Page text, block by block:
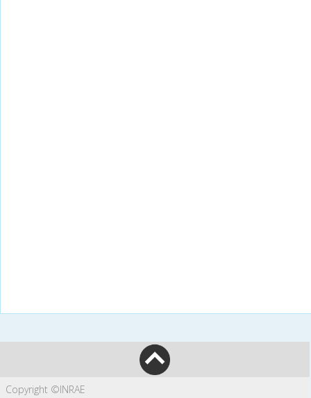
Copyright ©INRAE